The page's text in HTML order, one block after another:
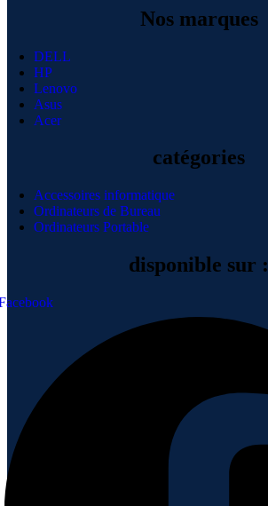
Nos marques
DELL
HP
Lenovo
Asus
Acer
catégories
Accessoires informatique
Ordinateurs de Bureau
Ordinateurs Portable
disponible sur :